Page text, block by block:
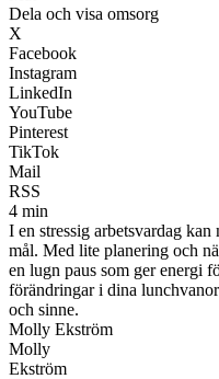
Dela och visa omsorg
X
Facebook
Instagram
LinkedIn
YouTube
Pinterest
TikTok
Mail
RSS
4 min
I en stressig arbetsvardag
mål. Med lite planering och
en lugn paus som ger energi
förändringar i dina
och sinne.
Molly Ekström
Molly
Ekström